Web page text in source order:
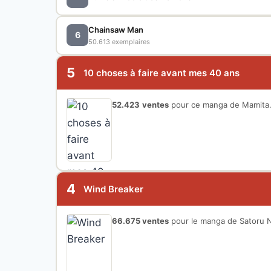
6
Chainsaw Man
50.613 exemplaires
5 10 choses à faire avant mes 40 ans
52.423 ventes pour ce manga de Mamita.
4 Wind Breaker
66.675 ventes pour le manga de Satoru